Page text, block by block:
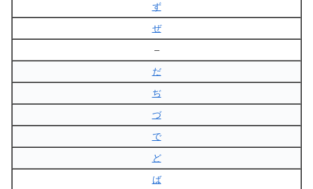
ず
ぜ
–
だ
ぢ
づ
で
ど
ば